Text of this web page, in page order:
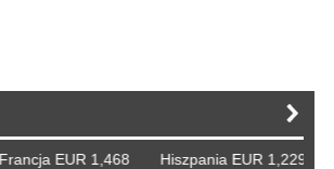
EUR 1,468 Hiszpania EUR 1,229